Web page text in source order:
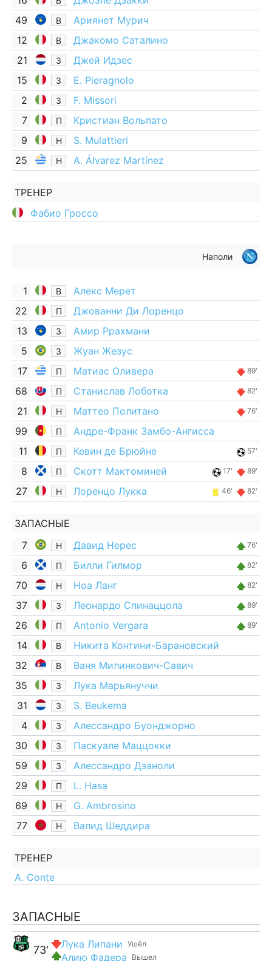
49
В
Ариянет Мурич
12
В
Джакомо Саталино
21
З
Джей Идзес
15
З
E. Pieragnolo
2
З
F. Missori
7
П
Кристиан Вольпато
9
Н
S. Mulattieri
25
Н A. Álvarez Martínez
ТРЕНЕР
Фабио Гроссо
Наполи
1 В
Алекс Мерет
22
П
Джованни Ди Лоренцо
13
З
Амир Ррахмани
5
З
Жуан Жезус
17
П Матиас Оливера 89'
68 П Станислав Лоботка 82'
21 Н Маттео Политано 76'
99 П
Андре-Франк Замбо-Ангисса
11
П Кевин де Брюйне 57'
8 П Скотт Мактоминей 17' 89'
27 Н Лоренцо Лукка 46' 82'
ЗАПАСНЫЕ
7
Н Давид Нерес 76'
6 П Билли Гилмор 82'
70 Н Ноа Ланг 82'
37 З Леонардо Спинаццола 89'
26 П Antonio Vergara 89'
14 В
Никита Контини-Барановский
32
В
Ваня Милинкович-Савич
35
З
Лука Марьянуччи
31
З
S. Beukema
4
З
Алессандро Буонджорно
30
З
Паскуале Маццокки
59
З
Алессандро Дзаноли
29
П
L. Hasa
69
Н
G. Ambrosino
77
Н Валид Шеддира
ТРЕНЕР
A. Conte
ЗАПАСНЫЕ
Ушёл
Лука Липани
Вышел
Алию Фадера
73'